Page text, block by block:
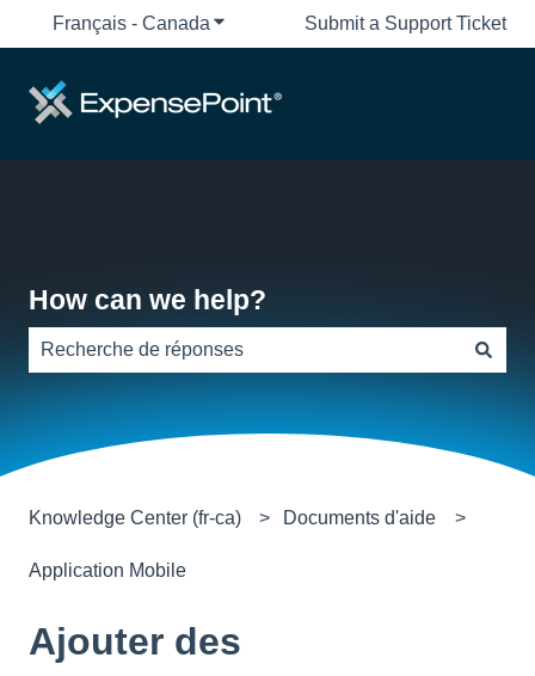
Français - Canada Afficher le sous-menu pour les
Submit a Support Ticket
How can we help?
Knowledge Center (fr-ca) Documents d'aide
Application Mobile
Ajouter des